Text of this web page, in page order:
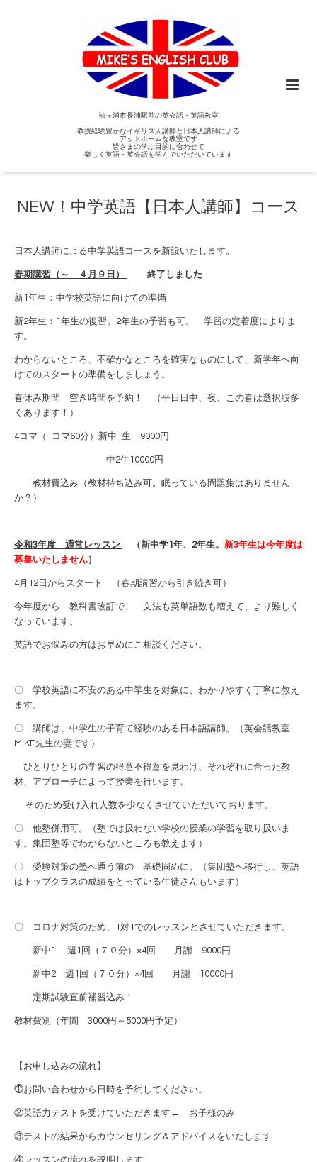
袖ヶ浦市長浦駅前の英会話・英語教室
教授経験豊かなイギリス人講師と日本人講師による
アットホームな教室です
皆さまの学ぶ目的に合わせて
楽しく英語・英会話を学んでいただいています
NEW！中学英語【日本人講師】コース
日本人講師による中学英語コースを新設いたします。
春期講習（～ ４月９日） 終了しました
新1年生：中学校英語に向けての準備
新2年生：1年生の復習。2年生の予習も可。 学習の定着度によりま
す。
わからないところ、不確かなところを確実なものにして、新学年へ向
けてのスタートの準備をしましょう。
春休み期間 空き時間を予約！ （平日日中、夜、この春は選択肢多
くあります！）
4コマ（1コマ60分）新中1生 9000円
中2生10000円
教材費込み（教材持ち込み可。眠っている問題集はありません
か？）
令和3年度 通常レッスン （新中学1年、2年生。 新3年生は今年度は
募集いたしません）
4月12日からスタート （春期講習から引き続き可）
今年度から 教科書改訂で、 文法も英単語数も増えて、より難しく
なっています。
英語でお悩みの方はお早めにご相談ください。
〇 学校英語に不安のある中学生を対象に、わかりやすく丁寧に教え
ます。
〇 講師は、中学生の子育て経験のある日本語講師。（英会話教室
MIKE先生の妻です）
ひとりひとりの学習の得意不得意を見わけ、それぞれに合った教
材、アプローチによって授業を行います。
そのため受け入れ人数を少なくさせていただいております。
〇 他塾併用可。（塾では扱わない学校の授業の学習を取り扱いま
す。集団塾等でわからないところも教えます）
〇 受験対策の塾へ通う前の 基礎固めに。（集団塾へ移行し、英語
はトップクラスの成績をとっている生徒さんもいます）
〇 コロナ対策のため、1対1でのレッスンとさせていただきます。
新中1 週1回（７０分）×4回 月謝 9000円
新中2 週1回（７０分）×4回 月謝 10000円
定期試験直前補習込み！
教材費別（年間 3000円～5000円予定）
【お申し込みの流れ】
⓵お問い合わせから日時を予約してください。
②英語力テストを受けていただきます← お子様のみ
③テストの結果からカウンセリング＆アドバイスをいたします
④レッスンの流れを説明します